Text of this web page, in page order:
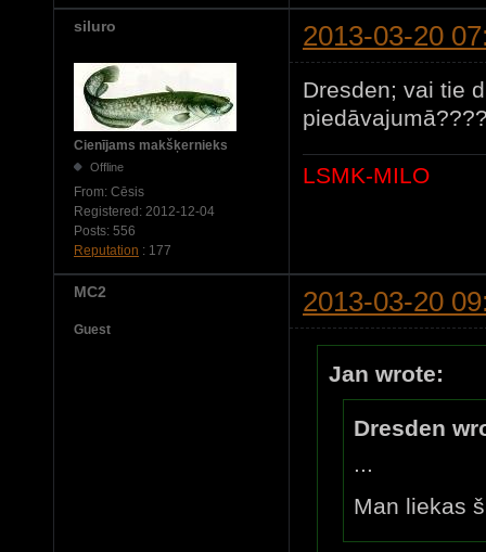
siluro 2013-03-20
Cienījams makšķernieks
Offline
From: Cēsis
Registered: 2012-12-04
Posts: 556
Reputation : 177
Dresden; vai tie
LSMK-MILO
MC2 2013-03-20
Guest
Jan wrote:
Dresden
Man liekas